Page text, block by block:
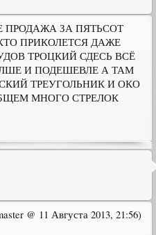
ПРОДАЖА ЗА ПЯТЬСОТ
ПРИКОЛЕТСЯ ДАЖЕ
ТРОЦКИЙ СДЕСЬ ВСЁ
И ПОДЕШЕВЛЕ А ТАМ
ТРЕУГОЛЬНИК И ОКО
МНОГО СТРЕЛОК
@ 11 Августа 2013, 21:56)